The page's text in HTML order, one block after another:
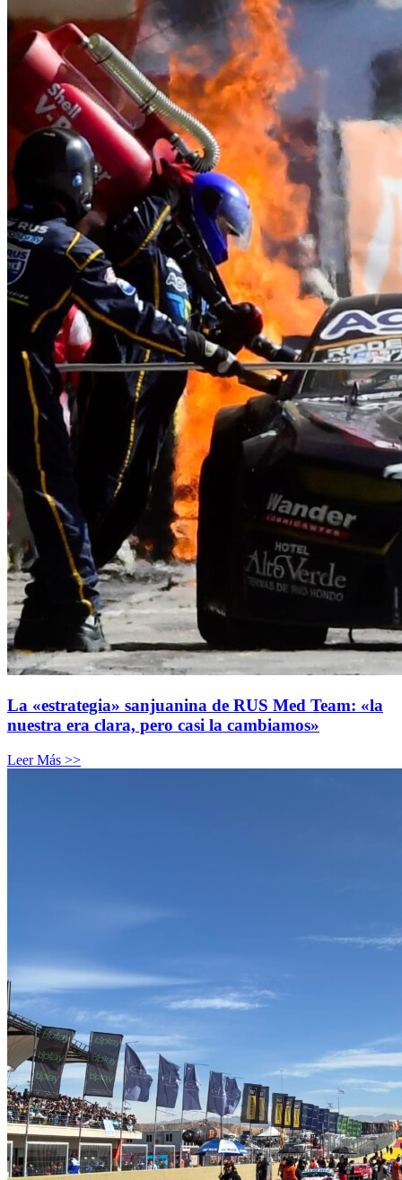
La «estrategia» sanjuanina de RUS Med Team: «la
nuestra era clara, pero casi la cambiamos»
Leer Más >>